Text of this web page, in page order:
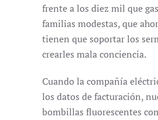
frente a los diez mil que
familias modestas, que
tienen que soportar los
crearles mala conciencia.
Cuando la compañía
los datos de facturación,
bombillas fluorescentes